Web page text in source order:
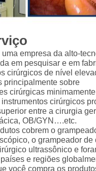
uma empresa da alto-
em pesquisar e em
cirúrgicos de nível
principalmente sobre
cirúrgicas
cirúrgicos
entre a cirurgia
OB/GYN….etc.
cobrem o
o grampeador de
ultrassônico e
e regiões
você compra os